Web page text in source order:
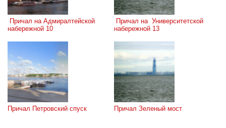
набережной 10
набережной 13
Причал Петровский спуск Причал Зеленый мост